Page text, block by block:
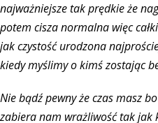
najważniejsze tak prędkie że
potem cisza normalna więc
jak czystość urodzona
kiedy myślimy o kimś zostając
Nie bądź pewny że czas masz
zabiera nam wrażliwość tak jak